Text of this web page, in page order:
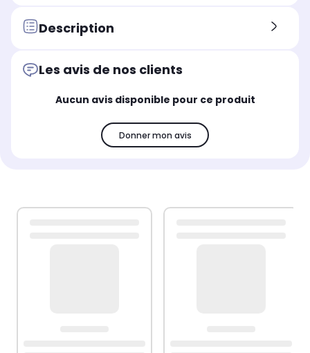
Description
Les avis de nos clients
Aucun avis disponible pour ce produit
Donner mon avis